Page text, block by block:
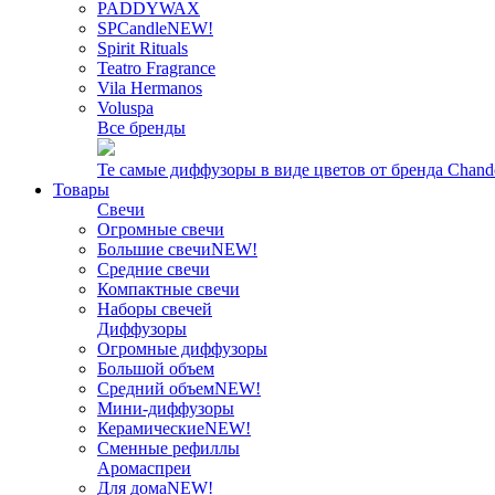
PADDYWAX
SPCandleNEW!
Spirit Rituals
Teatro Fragrance
Vila Hermanos
Voluspa
Все бренды
Те самые диффузоры в виде цветов от бренда
Товары
Свечи
Огромные свечи
Большие свечиNEW!
Средние свечи
Компактные свечи
Наборы свечей
Диффузоры
Огромные диффузоры
Большой объем
Средний объемNEW!
Мини-диффузоры
КерамическиеNEW!
Сменные рефиллы
Аромаспреи
Для домаNEW!